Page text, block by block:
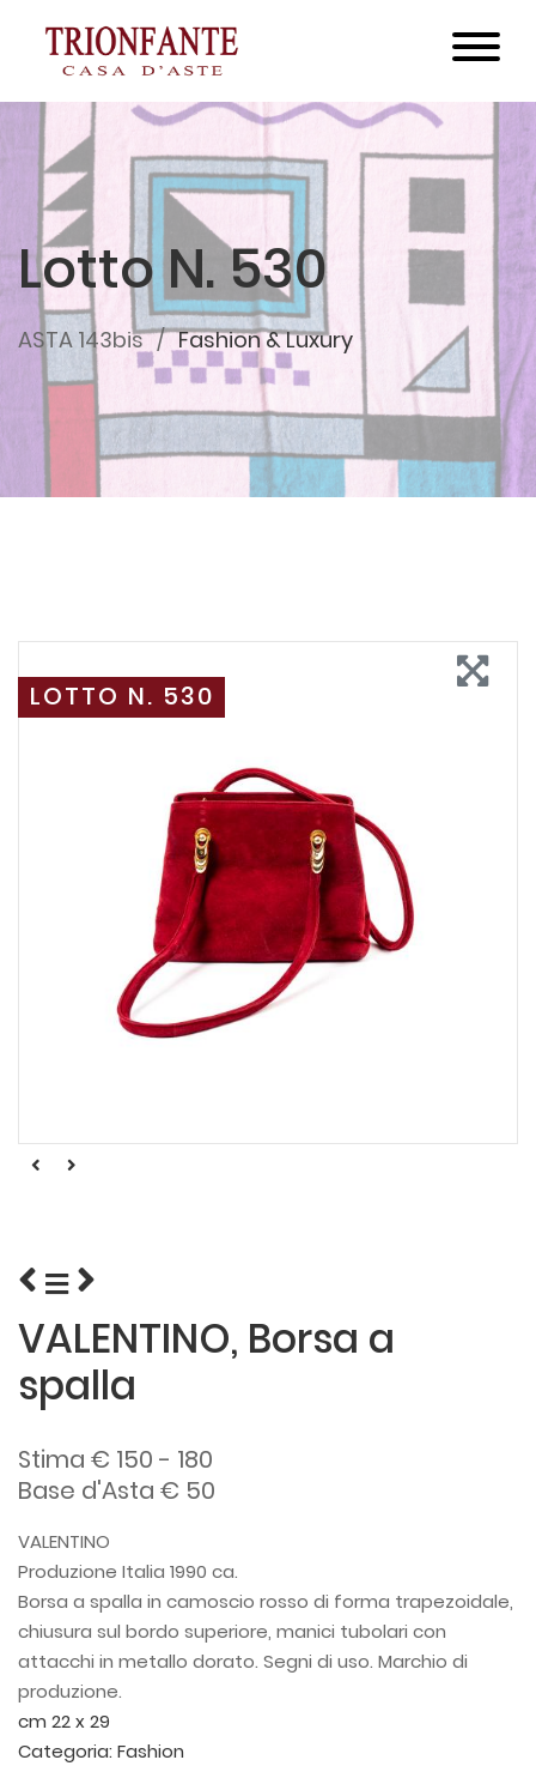
Lotto N. 530
ASTA 143bis Fashion & Luxury
LOTTO N. 530
VALENTINO, Borsa a
spalla
Stima € 150 - 180
Base d'Asta € 50
VALENTINO
Produzione Italia 1990 ca.
Borsa a spalla in camoscio rosso di forma trapezoidale,
chiusura sul bordo superiore, manici tubolari con
attacchi in metallo dorato. Segni di uso. Marchio di
produzione.
cm 22 x 29
Categoria: Fashion